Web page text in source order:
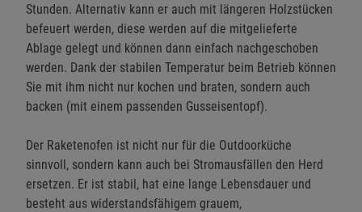
Stunden. Alternativ kann er auch mit längeren Holzstücken
befeuert werden, diese werden auf die mitgelieferte
Ablage gelegt und können dann einfach nachgeschoben
werden. Dank der stabilen Temperatur beim Betrieb können
Sie mit ihm nicht nur kochen und braten, sondern auch
backen (mit einem passenden Gusseisentopf).
Der Raketenofen ist nicht nur für die Outdoorküche
sinnvoll, sondern kann auch bei Stromausfällen den Herd
ersetzen. Er ist stabil, hat eine lange Lebensdauer und
besteht aus widerstandsfähigem grauem,